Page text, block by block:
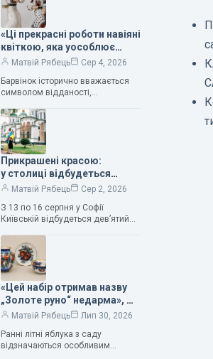
«Ці прекрасні роботи навіяні
квіткою, яка уособлює
нескінченне кохання», —
Людмила Карпінська-
Романюк
Матвій Рябець
Сер 4, 2026
Барвінок історично вважається
символом відданості,
та тривалого подружнього союзу.
Саме тому ця рослина надихала і
продовжує надихати митців на
Прикрашені красою:
у столиці відбудеться
дев’ятий фестиваль
Матвій Рябець
Сер 2, 2026
З 13 по 16 серпня у Софії
Київській відбудеться дев’ятий
мистецтв Bouquet Kyiv Stage. Ця
подія традиційно…
«Цей набір отримав назву
„Золоте руно“ недарма», —
колекціонерка Людмила
Матвій Рябець
Лип 30, 2026
Ранні літні яблука з саду
відзначаються особливим